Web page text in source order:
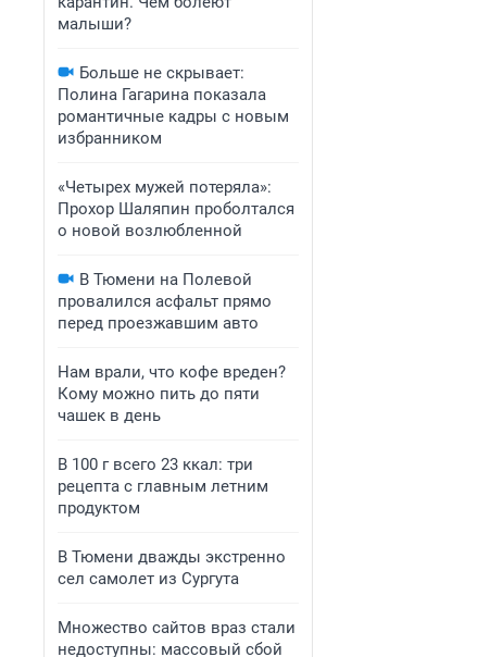
малыши?
Больше не скрывает:
Полина Гагарина показала
романтичные кадры с новым
избранником
«Четырех мужей потеряла»:
Прохор Шаляпин проболтался
о новой возлюбленной
В Тюмени на Полевой
провалился асфальт прямо
перед проезжавшим авто
Нам врали, что кофе вреден?
Кому можно пить до пяти
чашек в день
В 100 г всего 23 ккал: три
рецепта с главным летним
продуктом
В Тюмени дважды экстренно
сел самолет из Сургута
Множество сайтов враз стали
недоступны: массовый сбой